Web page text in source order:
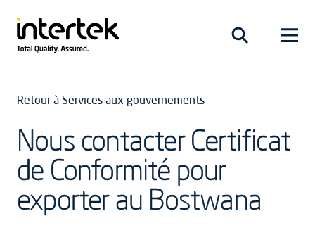
Retour à Services aux gouvernements
Nous contacter Certificat
de Conformité pour
exporter au Bostwana